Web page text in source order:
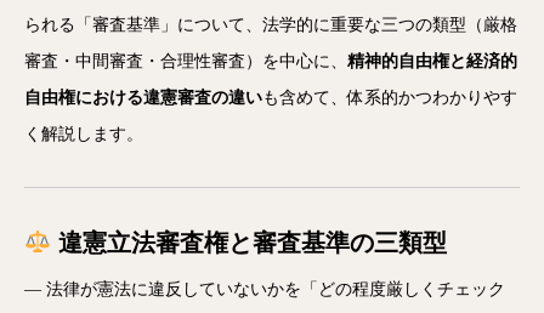
られる「審査基準」について、法学的に重要な三つの類型（厳格
審査・中間審査・合理性審査）を中心に、 精神的自由権と経済的
自由権における違憲審査の違いも含めて、体系的かつわかりやす
く解説します。
違憲立法審査権と審査基準の三類型
― 法律が憲法に違反していないかを「どの程度厳しくチェック